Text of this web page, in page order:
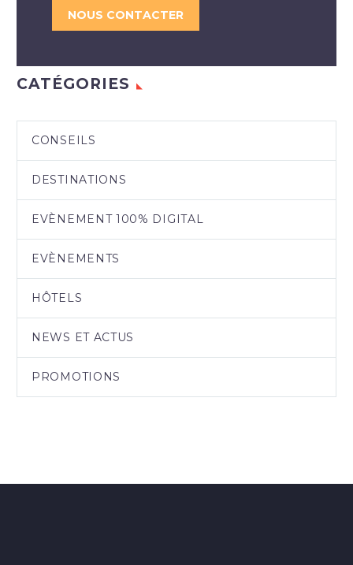
NOUS CONTACTER
CATÉGORIES
CONSEILS
DESTINATIONS
EVÈNEMENT 100% DIGITAL
EVÈNEMENTS
HÔTELS
NEWS ET ACTUS
PROMOTIONS